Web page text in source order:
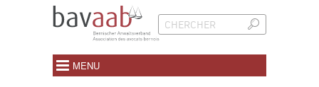
MENU